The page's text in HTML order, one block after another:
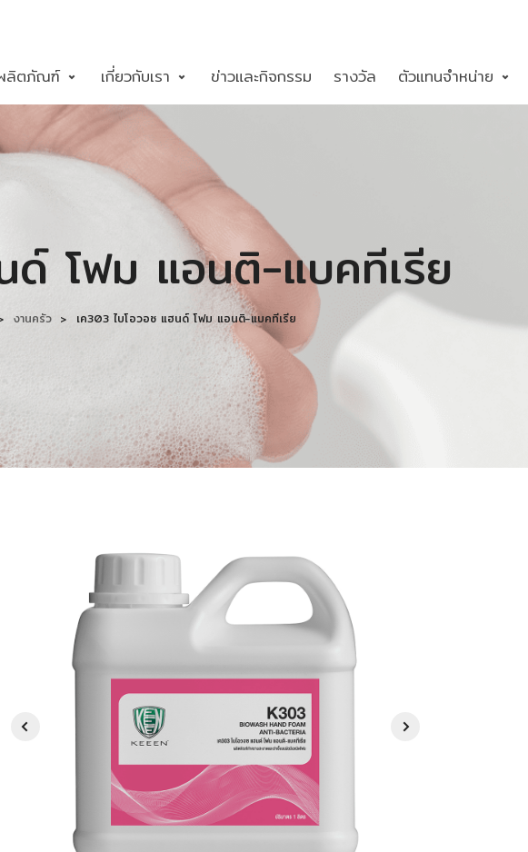
ลิตภัณฑ์ เกี่ยวกับเรา ข่าวและกิจกรรม รางวัล ตัวแทนจำหน่าย
ด์ โฟม แอนติ-แบคทีเรีย
งานครัว > เค303 ไบโอวอซ แฮนด์ โฟม แอนติ-แบคทีเรีย